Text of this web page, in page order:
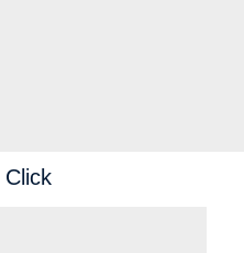
Click